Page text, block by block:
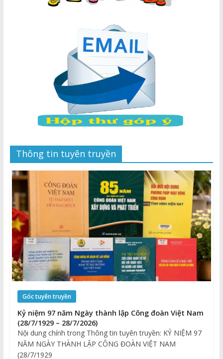
Thông tin tuyên truyền
Góc tuyên truyền
Kỷ niệm 97 năm Ngày thành lập Công đoàn Việt Nam
(28/7/1929 – 28/7/2026)
Nội dung chính trong Thông tin tuyên truyền: KỶ NIỆM 97
NĂM NGÀY THÀNH LẬP CÔNG ĐOÀN VIỆT NAM
(28/7/1929